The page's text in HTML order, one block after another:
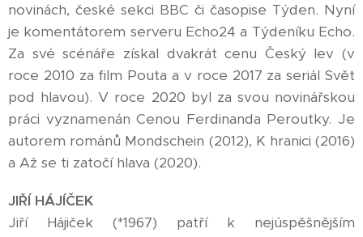
novinách, české sekci BBC či časopise Týden. Nyní
je komentátorem serveru Echo24 a Týdeníku Echo.
Za své scénáře získal dvakrát cenu Český lev (v
roce 2010 za film Pouta a v roce 2017 za seriál Svět
pod hlavou). V roce 2020 byl za svou novinářskou
práci vyznamenán Cenou Ferdinanda Peroutky. Je
autorem románů Mondschein (2012), K hranici (2016)
a Až se ti zatočí hlava (2020).
JIŘÍ HÁJÍČEK
Jiří Hájiček (*1967) patří k nejúspěšnějším